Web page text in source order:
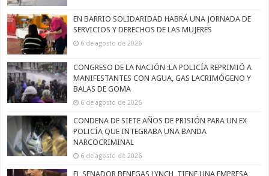
EN BARRIO SOLIDARIDAD HABRÁ UNA JORNADA DE
SERVICIOS Y DERECHOS DE LAS MUJERES
6 de agosto de 2026
CONGRESO DE LA NACIÓN :LA POLICÍA REPRIMIÓ A
MANIFESTANTES CON AGUA, GAS LACRIMÓGENO Y
BALAS DE GOMA
6 de agosto de 2026
CONDENA DE SIETE AÑOS DE PRISIÓN PARA UN EX
POLICÍA QUE INTEGRABA UNA BANDA
NARCOCRIMINAL
6 de agosto de 2026
EL SENADOR BENEGAS LYNCH, TIENE UNA EMPRESA